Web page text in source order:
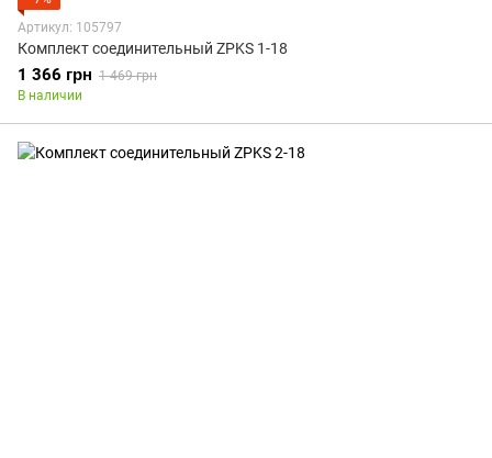
Артикул: 105797
Комплект соединительный ZPKS 1-18
1 366 грн 1 469 грн
В наличии